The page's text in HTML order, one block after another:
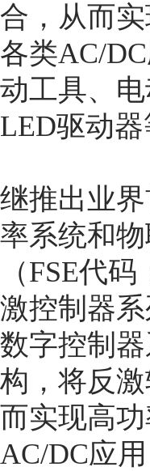
合，从而
各类AC/
动工具、
LED驱动器
继推出业
率系统和
（FSE代
激控制器
数字控制
构，将反
而实现高
AC/DC应